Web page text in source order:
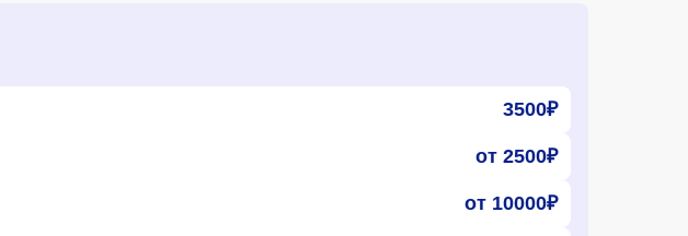
3500₽
от 2500₽
от 10000₽